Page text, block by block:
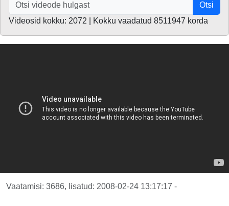
Otsi
Videosid kokku: 2072 | Kokku vaadatud 8511947 korda
Vaatamisi: 3686, lisatud: 2008-02-24 13:17:17 -